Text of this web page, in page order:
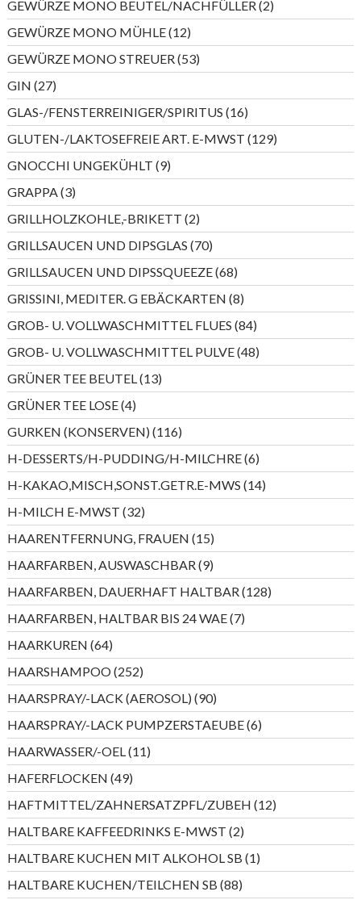
GEWÜRZE MONO BEUTEL/NACHFÜLLER 22
Produkte
GEWÜRZE MONO MÜHLE 1212
Produkte
GEWÜRZE MONO STREUER 5353
Produkte
GIN 2727
Produkte
GLAS-/FENSTERREINIGER/SPIRITUS 1616
Produkte
GLUTEN-/LAKTOSEFREIE ART. E-MWST 129129
Produkte
GNOCCHI UNGEKÜHLT 99
Produkte
GRAPPA 33
Produkte
GRILLHOLZKOHLE,-BRIKETT 22
Produkte
GRILLSAUCEN UND DIPSGLAS 7070
Produkte
GRILLSAUCEN UND DIPSSQUEEZE 6868
Produkte
GRISSINI, MEDITER. G EBÄCKARTEN 88
Produkte
GROB- U. VOLLWASCHMITTEL FLUES 8484
Produkte
GROB- U. VOLLWASCHMITTEL PULVE 4848
Produkte
GRÜNER TEE BEUTEL 1313
Produkte
GRÜNER TEE LOSE 44
Produkte
GURKEN (KONSERVEN) 116116
Produkte
H-DESSERTS/H-PUDDING/H-MILCHRE 66
Produkte
H-KAKAO,MISCH,SONST.GETR.E-MWS 1414
Produkte
H-MILCH E-MWST 3232
Produkte
HAARENTFERNUNG, FRAUEN 1515
Produkte
HAARFARBEN, AUSWASCHBAR 99
Produkte
HAARFARBEN, DAUERHAFT HALTBAR 128128
Produkte
HAARFARBEN, HALTBAR BIS 24 WAE 77
Produkte
HAARKUREN 6464
Produkte
HAARSHAMPOO 252252
Produkte
HAARSPRAY/-LACK (AEROSOL) 9090
Produkte
HAARSPRAY/-LACK PUMPZERSTAEUBE 66
Produkte
HAARWASSER/-OEL 1111
Produkte
HAFERFLOCKEN 4949
Produkte
HAFTMITTEL/ZAHNERSATZPFL/ZUBEH 1212
Produkte
HALTBARE KAFFEEDRINKS E-MWST 22
Produkte
HALTBARE KUCHEN MIT ALKOHOL SB 11
Produkt
HALTBARE KUCHEN/TEILCHEN SB 8888